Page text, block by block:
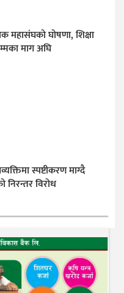
महासंघको घोषणा, शिक्षा
माग अघि
स्पष्टीकरण माग्दै
निरन्तर विरोध